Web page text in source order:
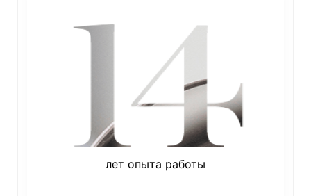
лет опыта работы